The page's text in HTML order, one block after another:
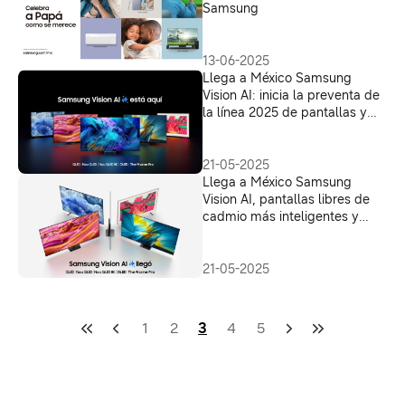
Samsung
13-06-2025
Llega a México Samsung
Vision AI: inicia la preventa de
la línea 2025 de pantallas y
21-05-2025
Llega a México Samsung
Vision AI, pantallas libres de
cadmio más inteligentes y
21-05-2025
1 2 3 4 5